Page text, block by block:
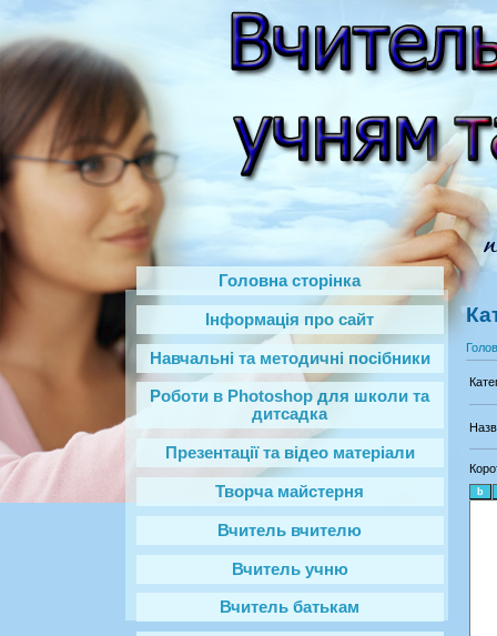
Головна сторінка
Інформація про сайт
Навчальні та методичні посібники
Роботи в Photoshop‎ для школи та
дитсадка
Презентації та відео матеріали
Творча майстерня
Вчитель вчителю
Вчитель учню
Вчитель батькам